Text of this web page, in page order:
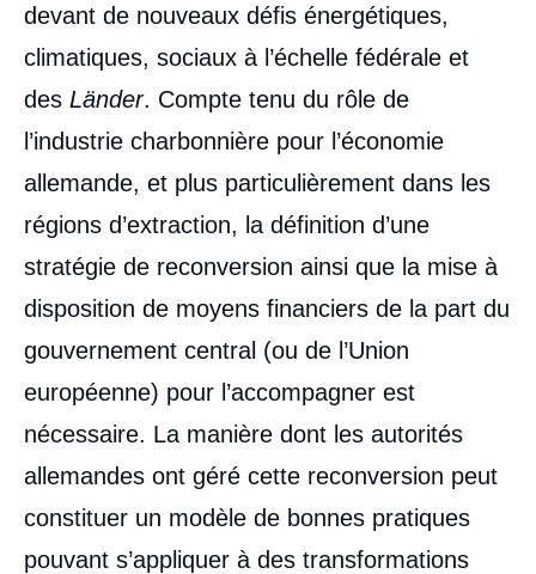
devant de nouveaux défis énergétiques,
climatiques, sociaux à l’échelle fédérale et
des Länder. Compte tenu du rôle de
l’industrie charbonnière pour l’économie
allemande, et plus particulièrement dans les
régions d’extraction, la définition d’une
stratégie de reconversion ainsi que la mise à
disposition de moyens financiers de la part du
gouvernement central (ou de l’Union
européenne) pour l’accompagner est
nécessaire. La manière dont les autorités
allemandes ont géré cette reconversion peut
constituer un modèle de bonnes pratiques
pouvant s’appliquer à des transformations